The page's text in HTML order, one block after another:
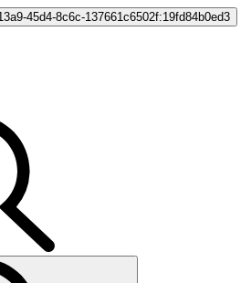
45d4-8c6c-137661c6502f:19fd84b0ed3